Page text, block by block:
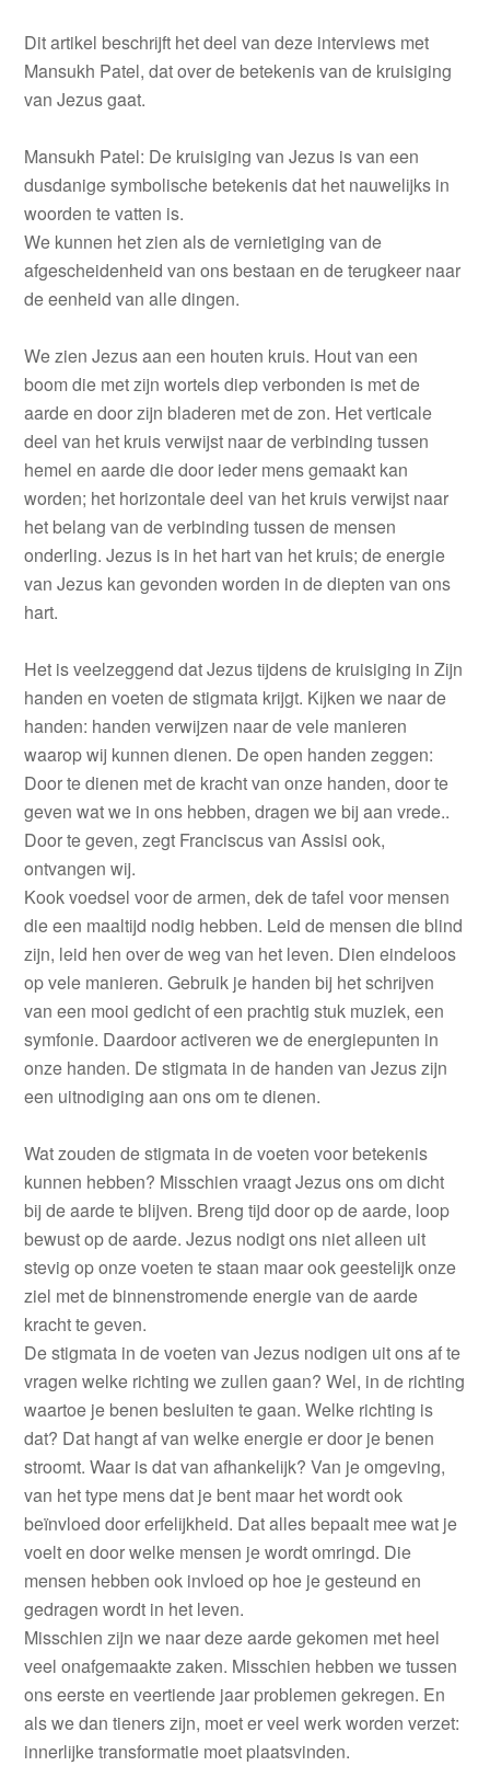
Dit artikel beschrijft het deel van deze interviews met
Mansukh Patel, dat over de betekenis van de kruisiging
van Jezus gaat.
Mansukh Patel: De kruisiging van Jezus is van een
dusdanige symbolische betekenis dat het nauwelijks in
woorden te vatten is.
We kunnen het zien als de vernietiging van de
afgescheidenheid van ons bestaan en de terugkeer naar
de eenheid van alle dingen.
We zien Jezus aan een houten kruis. Hout van een
boom die met zijn wortels diep verbonden is met de
aarde en door zijn bladeren met de zon. Het verticale
deel van het kruis verwijst naar de verbinding tussen
hemel en aarde die door ieder mens gemaakt kan
worden; het horizontale deel van het kruis verwijst naar
het belang van de verbinding tussen de mensen
onderling. Jezus is in het hart van het kruis; de energie
van Jezus kan gevonden worden in de diepten van ons
hart.
Het is veelzeggend dat Jezus tijdens de kruisiging in Zijn
handen en voeten de stigmata krijgt. Kijken we naar de
handen: handen verwijzen naar de vele manieren
waarop wij kunnen dienen. De open handen zeggen:
Door te dienen met de kracht van onze handen, door te
geven wat we in ons hebben, dragen we bij aan vrede..
Door te geven, zegt Franciscus van Assisi ook,
ontvangen wij.
Kook voedsel voor de armen, dek de tafel voor mensen
die een maaltijd nodig hebben. Leid de mensen die blind
zijn, leid hen over de weg van het leven. Dien eindeloos
op vele manieren. Gebruik je handen bij het schrijven
van een mooi gedicht of een prachtig stuk muziek, een
symfonie. Daardoor activeren we de energiepunten in
onze handen. De stigmata in de handen van Jezus zijn
een uitnodiging aan ons om te dienen.
Wat zouden de stigmata in de voeten voor betekenis
kunnen hebben? Misschien vraagt Jezus ons om dicht
bij de aarde te blijven. Breng tijd door op de aarde, loop
bewust op de aarde. Jezus nodigt ons niet alleen uit
stevig op onze voeten te staan maar ook geestelijk onze
ziel met de binnenstromende energie van de aarde
kracht te geven.
De stigmata in de voeten van Jezus nodigen uit ons af te
vragen welke richting we zullen gaan? Wel, in de richting
waartoe je benen besluiten te gaan. Welke richting is
dat? Dat hangt af van welke energie er door je benen
stroomt. Waar is dat van afhankelijk? Van je omgeving,
van het type mens dat je bent maar het wordt ook
beïnvloed door erfelijkheid. Dat alles bepaalt mee wat je
voelt en door welke mensen je wordt omringd. Die
mensen hebben ook invloed op hoe je gesteund en
gedragen wordt in het leven.
Misschien zijn we naar deze aarde gekomen met heel
veel onafgemaakte zaken. Misschien hebben we tussen
ons eerste en veertiende jaar problemen gekregen. En
als we dan tieners zijn, moet er veel werk worden verzet:
innerlijke transformatie moet plaatsvinden.